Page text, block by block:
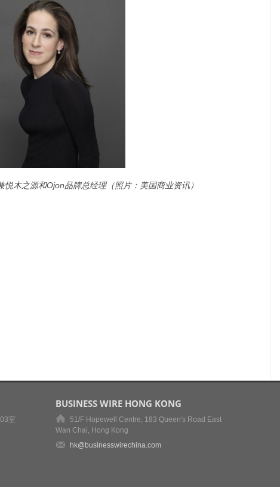
悦木之源和Ojon品牌总经理（照片：美国商业资讯）
室
BUSINESS WIRE HONG KONG
51/F Hopewell Centre, 183 Queen's Road East
Wan Chai, Hong Kong
hk@businesswirechina.com